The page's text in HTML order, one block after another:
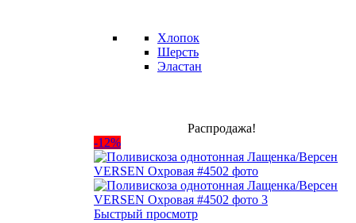
Хлопок
Шерсть
Эластан
Распродажа!
-12%
Быстрый просмотр